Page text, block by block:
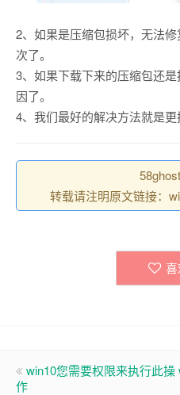
2、如果是压缩包损坏，无法
次了。
3、如果下载下来的压缩包还
因了。
4、我们最好的解决方法就是更
转载请注明原文链接：
win10您需要权限来执行此操
作